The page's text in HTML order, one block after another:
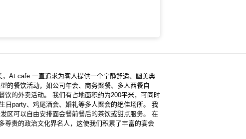
At cafe 一直追求为客人提供一个宁静舒适、幽美典
的餐饮活动，如公司年会、商务聚餐、多人西餐自
饮的外卖活动。 我们有占地面积约为200平米，可同时
日party、鸡尾酒会、婚礼等多人聚会的绝佳场所。 我
区可以自由安排面会餐前餐后的茶饮或甜点服务。 在
尊贵的政治文化界名人，这使我们积累了丰富的宴会